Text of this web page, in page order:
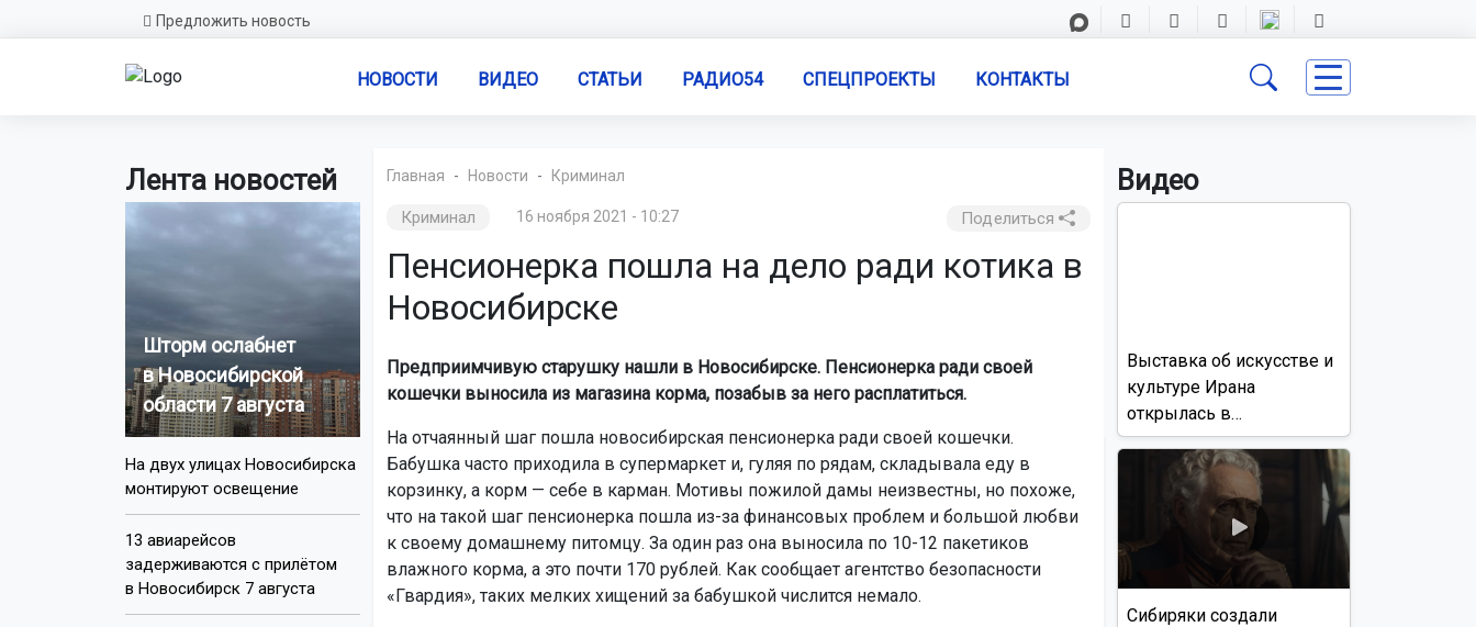
Предложить новость
НОВОСТИ ВИДЕО СТАТЬИ РАДИО54 СПЕЦПРОЕКТЫ КОНТАКТЫ
Лента новостей
Шторм ослабнет
в Новосибирской
области 7 августа
На двух улицах Новосибирска
монтируют освещение
13 авиарейсов
задерживаются с прилётом
в Новосибирск 7 августа
Главная Новости Криминал
Криминал 16 ноября 2021 - 10:27 Поделиться
Пенсионерка пошла на дело ради котика в
Новосибирске
Предприимчивую старушку нашли в Новосибирске. Пенсионерка ради своей
кошечки выносила из магазина корма, позабыв за него расплатиться.
На отчаянный шаг пошла новосибирская пенсионерка ради своей кошечки.
Бабушка часто приходила в супермаркет и, гуляя по рядам, складывала еду в
корзинку, а корм — себе в карман. Мотивы пожилой дамы неизвестны, но похоже,
что на такой шаг пенсионерка пошла из-за финансовых проблем и большой любви
к своему домашнему питомцу. За один раз она выносила по 10-12 пакетиков
влажного корма, а это почти 170 рублей. Как сообщает агентство безопасности
«Гвардия», таких мелких хищений за бабушкой числится немало.
Видео
Выставка об искусстве и
культуре Ирана
открылась в
Новосибирске
Сибиряки создали